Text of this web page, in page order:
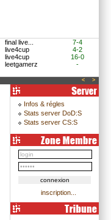
final live...
7-4
live4cup
4-2
live4cup
16-0
leetgamerz -
< >
Infos & régles
Stats server DoD:S
Stats server CS:S
inscription...